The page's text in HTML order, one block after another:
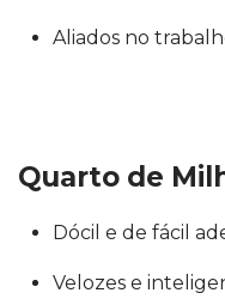
Aliados no
Quarto de
Dócil e de fácil
Velozes e